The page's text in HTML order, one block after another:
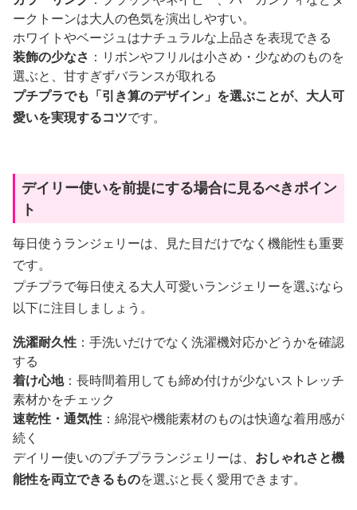
ークトーンは大人の色気を演出しやすい。
ホワイトやベージュはナチュラルな上品さを表現できる
装飾の少なさ ：リボンやフリルは小さめ・少なめのものを
選ぶと、甘すぎずバランスが取れる
プチプラでも「引き算のデザイン」を選ぶことが、大人可
愛いを実現するコツです。
デイリー使いを前提にする場合に見るべきポイン
ト
毎日使うランジェリーは、見た目だけでなく機能性も重要
です。
プチプラで毎日使える大人可愛いランジェリーを選ぶなら
以下に注目しましょう。
洗濯耐久性 ：手洗いだけでなく洗濯機対応かどうかを確認
する
着け心地：長時間着用しても締め付けが少ないストレッチ
素材かをチェック
速乾性・通気性 ：綿混や機能素材のものは快適な着用感が
続く
デイリー使いのプチプラランジェリーは、 おしゃれさと機
能性を両立できるものを選ぶと長く愛用できます。